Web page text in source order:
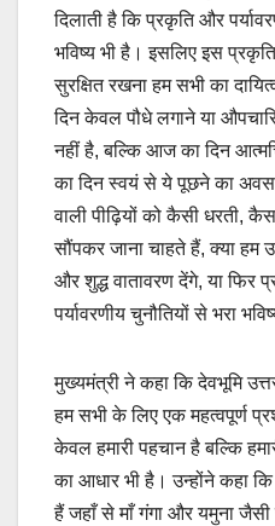
दिलाती है कि प्रकृति और
भविष्य भी है। इसलिए इस
सुरक्षित रखना हम सभी का
दिन केवल पौधे लगाने या
नहीं है, बल्कि आज का दिन
का दिन स्वयं से ये पूछने का
वाली पीढ़ियों को कैसी धरती,
सौंपकर जाना चाहते हैं, क्या हम
और शुद्ध वातावरण देंगे, या
पर्यावरणीय चुनौतियों से भरा
मुख्यमंत्री ने कहा कि देवभूमि
हम सभी के लिए एक महत्वपूर्ण
केवल हमारी पहचान है बल्कि
का आधार भी है। उन्होंने कहा
हैं जहाँ से माँ गंगा और यमुना जैसी